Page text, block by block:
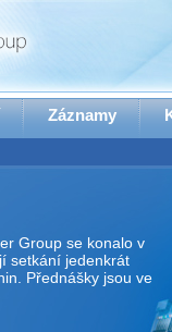
Záznamy
Group se konalo v
setkání jedenkrát
Přednášky jsou ve